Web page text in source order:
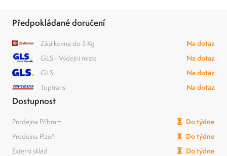
Předpokládané doručení
Zásilkovna do 5 Kg
Na dotaz
GLS - Výdejní místa
Na dotaz
GLS
Na dotaz
Toptrans
Na dotaz
Dostupnost
Prodejna Příbram
Do týdne
Prodejna Plzeň
Do týdne
Externí sklad
Do týdne